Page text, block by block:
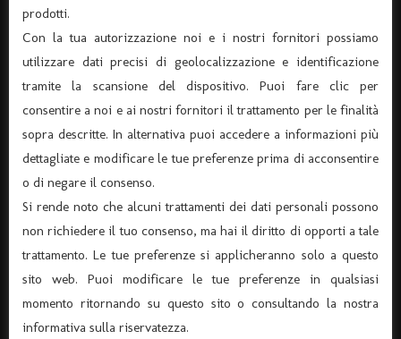
ASSOCIAZIONE “TEATRO DANTE” APS
(Associazione di Promozione Sociale, Iscrizione n°
105174)
Via Verona 8 – 37045 Legnago – (tel. 0442-25544)
C.F. 91015660235 - P.I. 03726920238
Codice univoco per fatturazione elettronica KRRH6B9
prodotti.
Con la tua autorizzazione noi e i nostri fornitori possiamo
utilizzare dati precisi di geolocalizzazione e identificazione
tramite la scansione del dispositivo. Puoi fare clic per
consentire a noi e ai nostri fornitori il trattamento per le finalità
sopra descritte. In alternativa puoi accedere a informazioni più
dettagliate e modificare le tue preferenze prima di acconsentire
o di negare il consenso.
Si rende noto che alcuni trattamenti dei dati personali possono
non richiedere il tuo consenso, ma hai il diritto di opporti a tale
trattamento. Le tue preferenze si applicheranno solo a questo
sito web. Puoi modificare le tue preferenze in qualsiasi
momento ritornando su questo sito o consultando la nostra
informativa sulla riservatezza.